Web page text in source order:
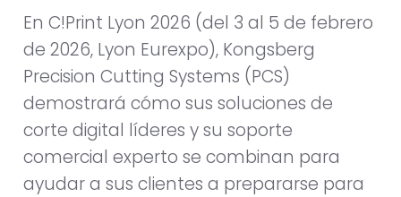
En C!Print Lyon 2026 (del 3 al 5 de febrero
de 2026, Lyon Eurexpo), Kongsberg
Precision Cutting Systems (PCS)
demostrará cómo sus soluciones de
corte digital líderes y su soporte
comercial experto se combinan para
ayudar a sus clientes a prepararse para